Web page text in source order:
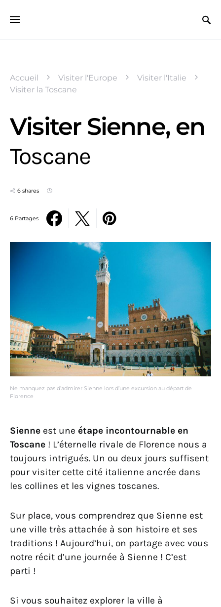
Accueil Visiter l'Europe
Visiter l'Italie
Visiter la Toscane
Ne manquez pas d’admirer Sienne lors d’une excursion au départ de
Florence
Visiter Sienne, en
Toscane
6 shares
6 Partages
Sienne est une étape incontournable en
Toscane ! L’éternelle rivale de Florence nous a
toujours intrigués. Un ou deux jours suffisent
pour visiter cette cité italienne ancrée dans
les collines et les vignes toscanes.
Sur place, vous comprendrez que Sienne est
une ville très attachée à son histoire et ses
traditions ! Aujourd’hui, on partage avec vous
notre récit d’une journée à Sienne ! C’est
parti !
Si vous souhaitez explorer la ville à